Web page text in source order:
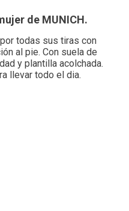
de MUNICH.
todas sus tiras con
al pie. Con suela de
y plantilla acolchada.
llevar todo el dia.